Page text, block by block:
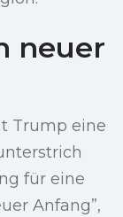
neuer
Trump eine
für eine
Anfang”,